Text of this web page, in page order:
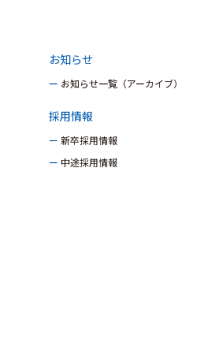
お知らせ
ー お知らせ一覧（アーカイブ）
採用情報
ー 新卒採用情報
ー 中途採用情報